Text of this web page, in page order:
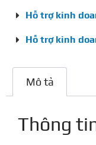
Hỗ trợ kinh
Hỗ trợ kinh
Mô tả
Thông